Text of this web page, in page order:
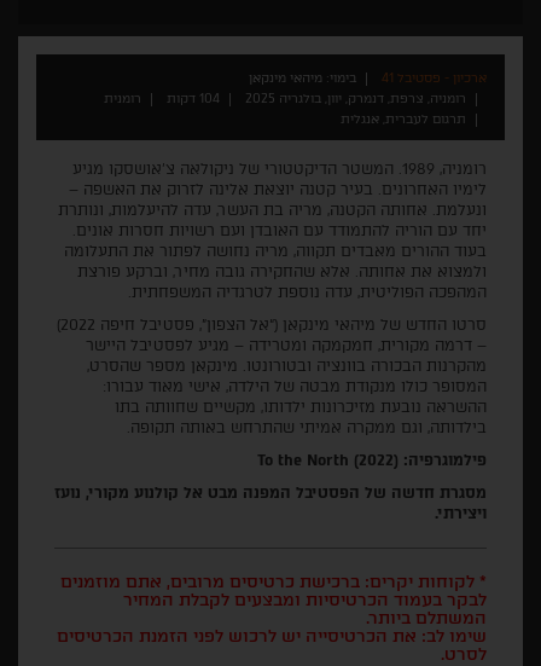
ארכיון - פסטיבל 41
בימוי: מיהאי מינקאן
רומניה, צרפת, דנמרק, יוון, בולגריה 2025
104 דקות
רומנית
תרגום לעברית, אנגלית
רומניה, 1989. המשטר הדיקטטורי של ניקולאה צ'אושסקו מגיע
לימיו האחרונים. בעיר קטנה יוצאת אלינה לזרוק את האשפה –
ונעלמת. אחותה הקטנה, מריה בת העשר, עדה להיעלמות, ונותרת
יחד עם הוריה להתמודד עם האובדן ועם רשויות חסרות אונים.
בעוד ההורים מאבדים תקווה, מריה נחושה לפתור את התעלומה
ולמצוא את אחותה. אלא שהחקירה גובה מחיר, וברקע פורצת
המהפכה הפוליטית, עדה נוספת לטרגדיה המשפחתית.
סרטו החדש של מיהאי מינקאן (“אל הצפון”, פסטיבל חיפה 2022)
– דרמה מקורית, חמקמקה ומטרידה – מגיע לפסטיבל היישר
מהקרנות הבכורה בוונציה ובטורונטו. מינקאן מספר שהסרט,
המסופר כולו מנקודת מבטה של הילדה, אישי מאוד עבורו:
ההשראה נובעת מזיכרונות ילדותו, מקשיים שחוותה בתו
בילדותה, וגם ממקרה אמיתי שהתרחש באותה תקופה.
פילמוגרפיה: To the North (2022)
מסגרת חדשה של הפסטיבל המפנה מבט אל קולנוע מקורי, נועז
ויצירתי.
* לקוחות יקרים: ברכישת כרטיסים מרובים, אתם מוזמנים
לבקר בעמוד הכרטיסיות ומבצעים לקבלת המחיר
המשתלם ביותר.
שימו לב: את הכרטיסייה יש לרכוש לפני הזמנת הכרטיסים
לסרט.